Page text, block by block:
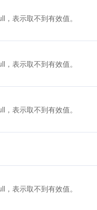
表示取不到有效值。
表示取不到有效值。
表示取不到有效值。
表示取不到有效值。